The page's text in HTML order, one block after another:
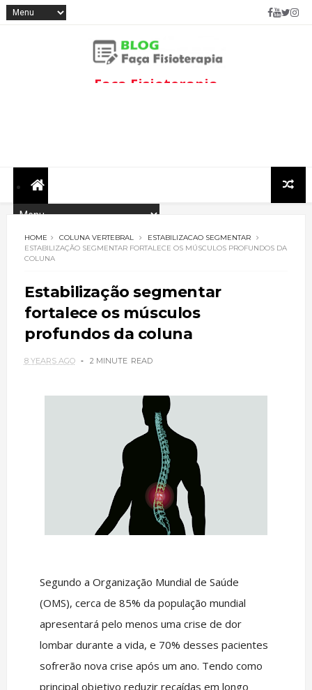
Faça Fisioterapia
HOME COLUNA VERTEBRAL
ESTABILIZACAO SEGMENTAR
ESTABILIZAÇÃO SEGMENTAR FORTALECE OS MÚSCULOS PROFUNDOS DA
COLUNA
Estabilização segmentar
fortalece os músculos
profundos da coluna
8 YEARS AGO 2 MINUTE READ
Segundo a Organização Mundial de Saúde
(OMS), cerca de 85% da população mundial
apresentará pelo menos uma crise de dor
lombar durante a vida, e 70% desses pacientes
sofrerão nova crise após um ano. Tendo como
principal objetivo reduzir recaídas em longo